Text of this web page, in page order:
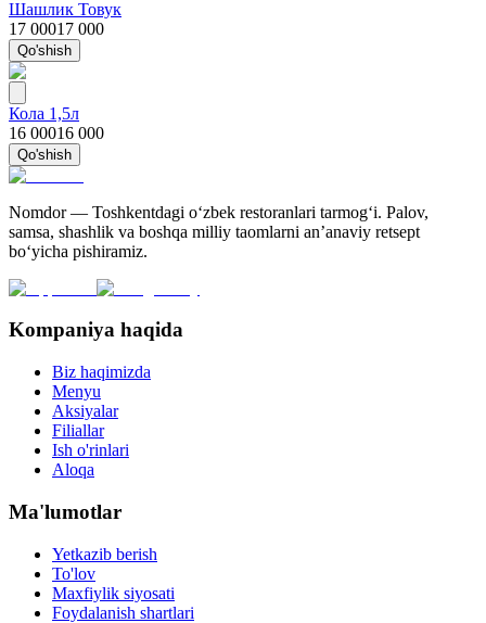
Шашлик Товук
17 00017 000
Qo'shish
Кола 1,5л
16 00016 000
Qo'shish
Nomdor — Toshkentdagi oʻzbek restoranlari tarmogʻi. Palov,
samsa, shashlik va boshqa milliy taomlarni an’anaviy retsept
bo‘yicha pishiramiz.
Kompaniya haqida
Biz haqimizda
Menyu
Aksiyalar
Filiallar
Ish o'rinlari
Aloqa
Ma'lumotlar
Yetkazib berish
To'lov
Maxfiylik siyosati
Foydalanish shartlari